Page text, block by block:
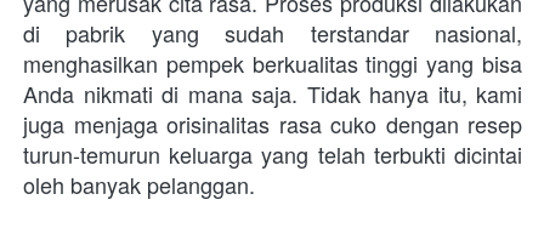
di pabrik yang sudah terstandar nasional,
menghasilkan pempek berkualitas tinggi yang bisa
Anda nikmati di mana saja. Tidak hanya itu, kami
juga menjaga orisinalitas rasa cuko dengan resep
turun-temurun keluarga yang telah terbukti dicintai
oleh banyak pelanggan.